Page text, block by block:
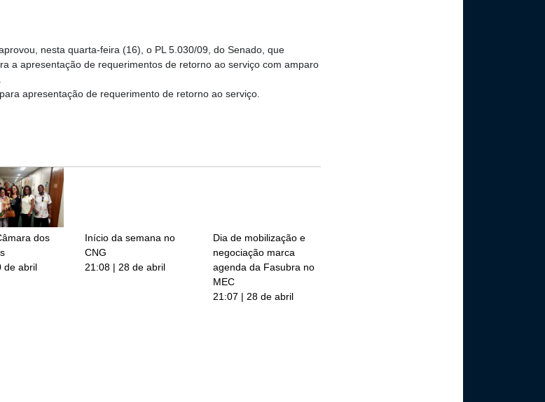
nesta quarta-feira (16), o PL 5.030/09, do Senado, que
a apresentação de requerimentos de retorno ao serviço com amparo
apresentação de requerimento de retorno ao serviço.
dos
de abril
Início da semana no
CNG
21:08 | 28 de abril
Dia de mobilização e
negociação marca
agenda da Fasubra no
MEC
21:07 | 28 de abril